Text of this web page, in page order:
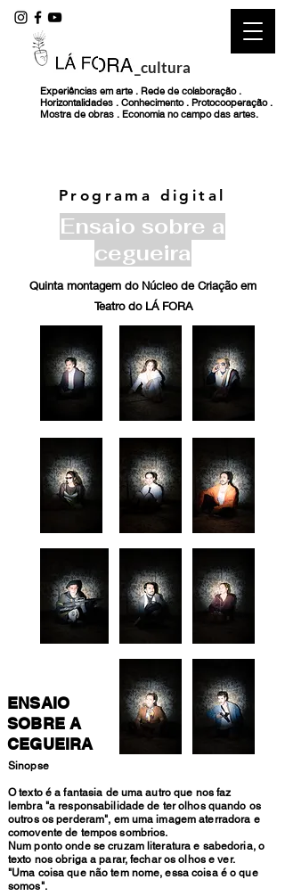
_cultura
Experiências em arte . Rede de colaboração .
Horizontalidades . Conhecimento . Protocooperação .
Mostra de obras . Economia no campo das artes.
Programa digital
Ensaio sobre a
cegueira
Quinta montagem do Núcleo de Criação em
Teatro do LÁ FORA
ENSAIO
SOBRE A
CEGUEIRA
_Ensaio fotográfico
Sinopse
O texto é a fantasia de uma autro que nos faz
lembra "a responsabilidade de ter olhos quando os
outros os perderam", em uma imagem aterradora e
comovente de tempos sombrios.
Num ponto onde se cruzam literatura e sabedoria, o
texto nos obriga a parar, fechar os olhos e ver.
"Uma coisa que não tem nome, essa coisa é o que
somos".